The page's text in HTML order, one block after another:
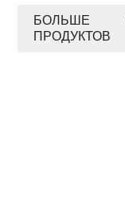
БОЛЬШЕ
ПРОДУКТОВ